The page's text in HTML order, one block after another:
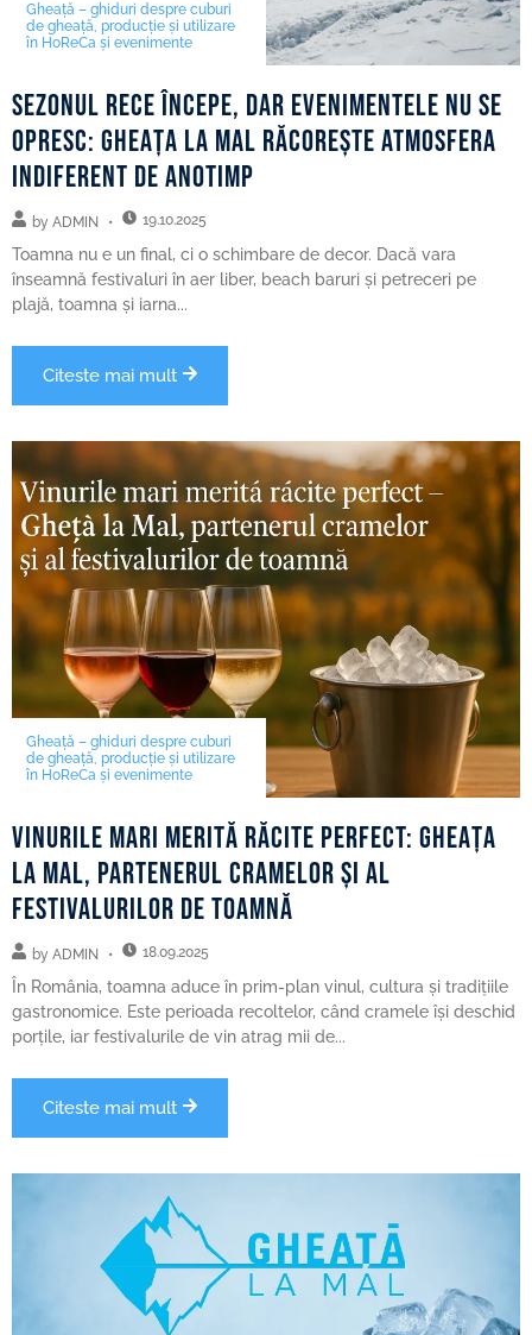
Gheață – ghiduri despre cuburi
de gheață, producție și utilizare
în HoReCa și evenimente
Sezonul rece începe, dar evenimentele nu se
opresc: Gheața la mal răcorește atmosfera
indiferent de anotimp
by ADMIN 19.10.2025
Toamna nu e un final, ci o schimbare de decor. Dacă vara
înseamnă festivaluri în aer liber, beach baruri și petreceri pe
plajă, toamna și iarna...
Citeste mai mult
Gheață – ghiduri despre cuburi
de gheață, producție și utilizare
în HoReCa și evenimente
Vinurile mari merită răcite perfect: Gheața
la mal, partenerul cramelor și al
festivalurilor de toamnă
by ADMIN 18.09.2025
În România, toamna aduce în prim-plan vinul, cultura și tradițiile
gastronomice. Este perioada recoltelor, când cramele își deschid
porțile, iar festivalurile de vin atrag mii de...
Citeste mai mult